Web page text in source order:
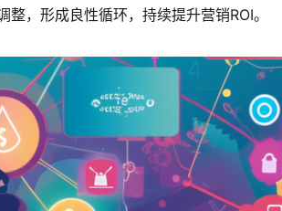
，形成良性循环，持续提升营销ROI。